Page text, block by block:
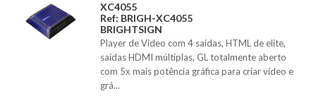
XC4055
Ref: BRIGH-XC4055
BRIGHTSIGN
Player de Video com 4 saídas, HTML de elite,
saídas HDMI múltiplas, GL totalmente aberto
com 5x mais potência gráfica para criar vídeo e
grá...